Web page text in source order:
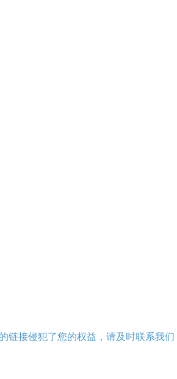
接侵犯了您的权益，请及时联系我们